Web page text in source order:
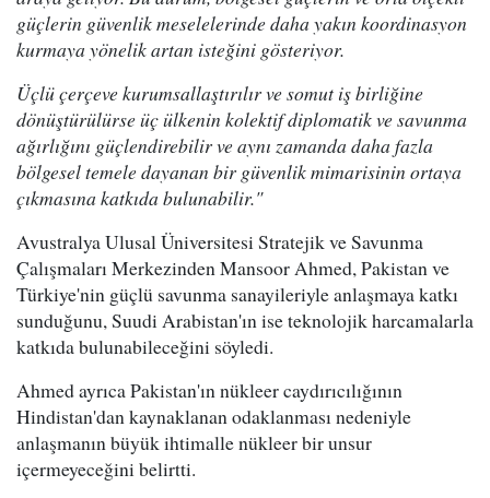
güçlerin güvenlik meselelerinde daha yakın koordinasyon
kurmaya yönelik artan isteğini gösteriyor.
Üçlü çerçeve kurumsallaştırılır ve somut iş birliğine
dönüştürülürse üç ülkenin kolektif diplomatik ve savunma
ağırlığını güçlendirebilir ve aynı zamanda daha fazla
bölgesel temele dayanan bir güvenlik mimarisinin ortaya
çıkmasına katkıda bulunabilir."
Avustralya Ulusal Üniversitesi Stratejik ve Savunma
Çalışmaları Merkezinden Mansoor Ahmed, Pakistan ve
Türkiye'nin güçlü savunma sanayileriyle anlaşmaya katkı
sunduğunu, Suudi Arabistan'ın ise teknolojik harcamalarla
katkıda bulunabileceğini söyledi.
Ahmed ayrıca Pakistan'ın nükleer caydırıcılığının
Hindistan'dan kaynaklanan odaklanması nedeniyle
anlaşmanın büyük ihtimalle nükleer bir unsur
içermeyeceğini belirtti.